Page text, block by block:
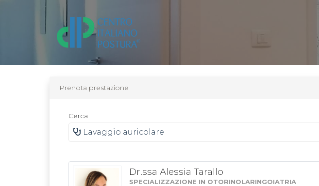
Prenota prestazione
Cerca
Lavaggio auricolare
Dr.ssa Alessia Tarallo
SPECIALIZZAZIONE IN OTORINOLARINGOIATRIA